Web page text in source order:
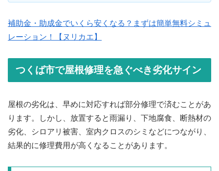
補助金・助成金でいくら安くなる？まずは簡単無料シミュ
レーション！【ヌリカエ】
つくば市で屋根修理を急ぐべき劣化サイン
屋根の劣化は、早めに対応すれば部分修理で済むことがあ
ります。しかし、放置すると雨漏り、下地腐食、断熱材の
劣化、シロアリ被害、室内クロスのシミなどにつながり、
結果的に修理費用が高くなることがあります。